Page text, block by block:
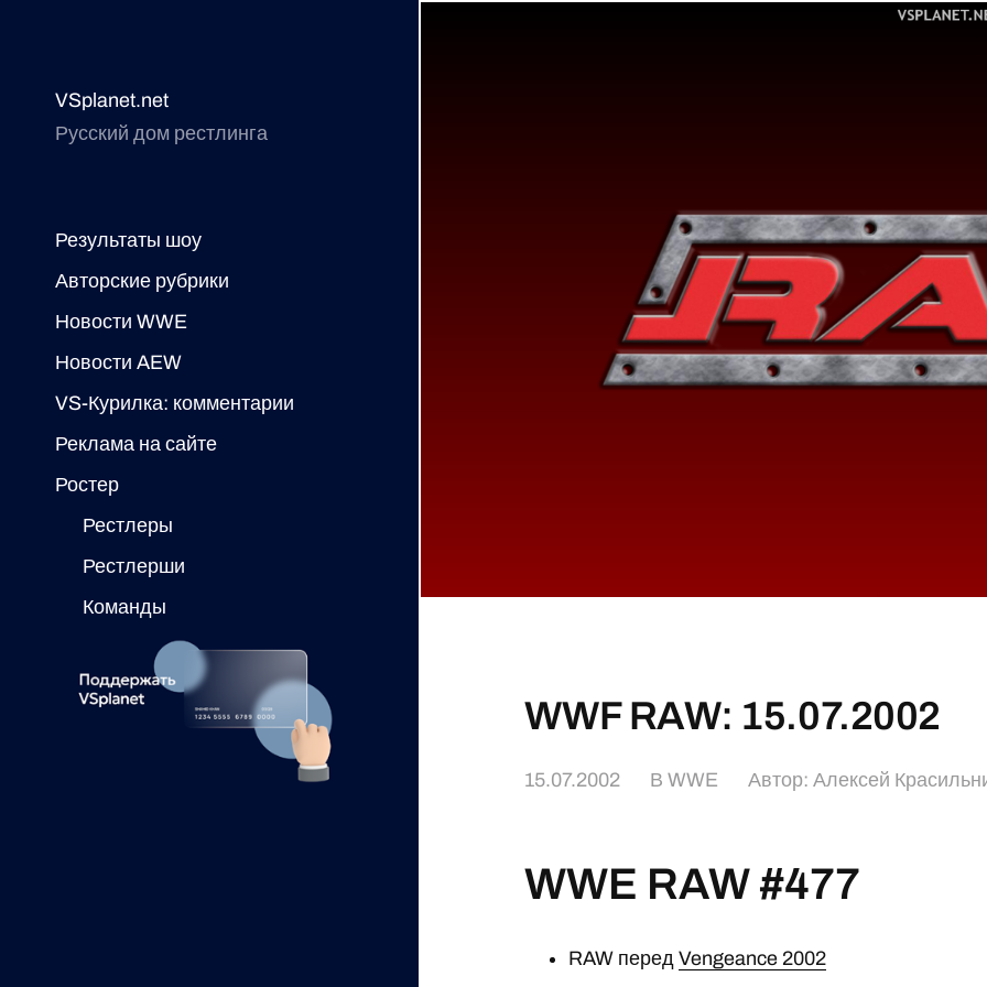
VSplanet.net
Русский дом рестлинга
Результаты шоу
Авторские рубрики
Новости WWE
Новости AEW
VS-Курилка: комментарии
Реклама на сайте
Ростер
Рестлеры
Рестлерши
Команды
WWF RAW: 15.07.2002
15.07.2002 ВWWE Автор:Алексей
WWE RAW #477
RAW передVengeance 2002